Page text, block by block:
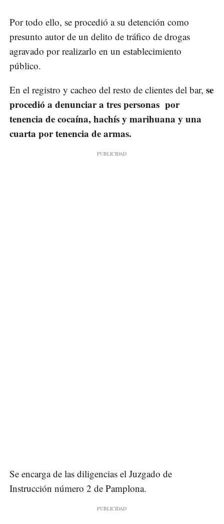
Por todo ello, se procedió a su detención como
presunto autor de un delito de tráfico de drogas
agravado por realizarlo en un establecimiento
público.
En el registro y cacheo del resto de clientes del bar, se
procedió a denunciar a tres personas por
tenencia de cocaína, hachís y marihuana y una
cuarta por tenencia de armas.
Se encarga de las diligencias el Juzgado de
Instrucción número 2 de Pamplona.